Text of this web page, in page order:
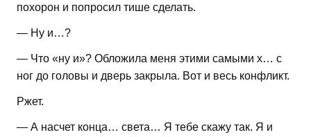
похорон и попросил тише сделать.
— Ну и…?
— Что «ну и»? Обложила меня этими самыми х… с
ног до головы и дверь закрыла. Вот и весь конфликт.
Ржет.
— А насчет конца… света… Я тебе скажу так. Я и